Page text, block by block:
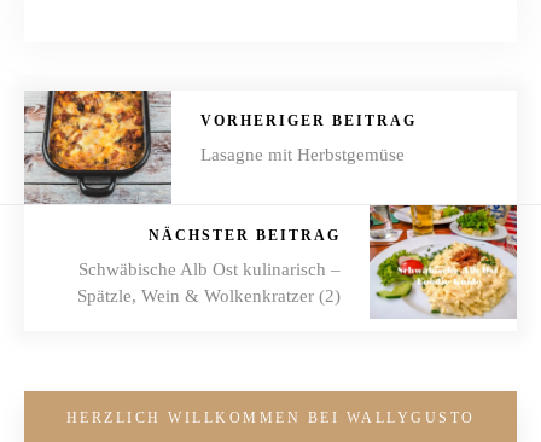
VORHERIGER BEITRAG
Lasagne mit Herbstgemüse
NÄCHSTER BEITRAG
Schwäbische Alb Ost kulinarisch –
Spätzle, Wein & Wolkenkratzer (2)
HERZLICH WILLKOMMEN BEI WALLYGUSTO